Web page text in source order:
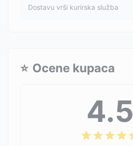
Dostavu vrši kurirska služba
⭐ Ocene kupaca
4.5